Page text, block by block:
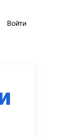
Войти